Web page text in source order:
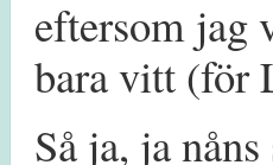
eftersom jag
bara vitt (för
Så ja, ja